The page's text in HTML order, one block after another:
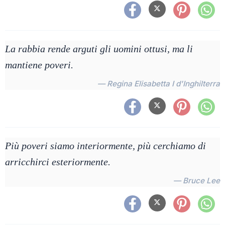
La rabbia rende arguti gli uomini ottusi, ma li
mantiene poveri.
— Regina Elisabetta I d'Inghilterra
Più poveri siamo interiormente, più cerchiamo di
arricchirci esteriormente.
— Bruce Lee